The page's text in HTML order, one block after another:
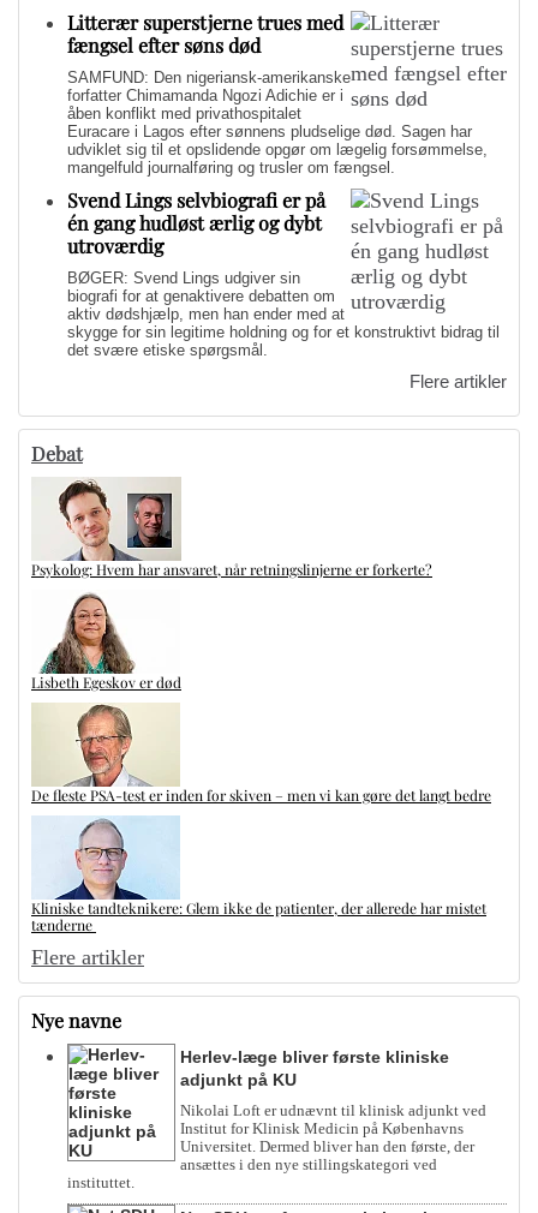
Litterær superstjerne trues med
fængsel efter søns død
SAMFUND: Den nigeriansk-amerikanske
forfatter Chimamanda Ngozi Adichie er i
åben konflikt med privathospitalet
Euracare i Lagos efter sønnens pludselige død. Sagen har
udviklet sig til et opslidende opgør om lægelig forsømmelse,
mangelfuld journalføring og trusler om fængsel.
Svend Lings selvbiografi er på
én gang hudløst ærlig og dybt
utroværdig
BØGER: Svend Lings udgiver sin
biografi for at genaktivere debatten om
aktiv dødshjælp, men han ender med at
skygge for sin legitime holdning og for et konstruktivt bidrag til
det svære etiske spørgsmål.
Flere artikler
Debat
Psykolog: Hvem har ansvaret, når retningslinjerne er forkerte?
Lisbeth Egeskov er død
De fleste PSA-test er inden for skiven – men vi kan gøre det langt bedre
Kliniske tandteknikere: Glem ikke de patienter, der allerede har mistet
tænderne
Flere artikler
Nye navne
Herlev-læge bliver første kliniske
adjunkt på KU
Nikolai Loft er udnævnt til klinisk adjunkt ved
Institut for Klinisk Medicin på Københavns
Universitet. Dermed bliver han den første, der
ansættes i den nye stillingskategori ved
instituttet.